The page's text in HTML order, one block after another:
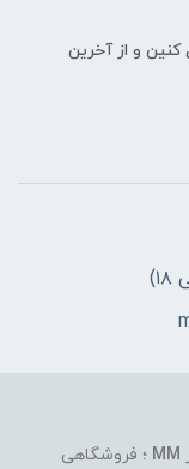
و از آخرین
MM ؛ فروشگاهی